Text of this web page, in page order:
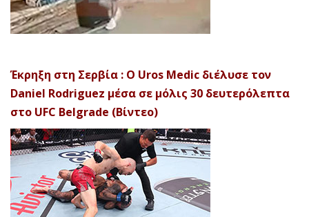
Έκρηξη στη Σερβία : Ο Uros Medic διέλυσε τον
Daniel Rodriguez μέσα σε μόλις 30 δευτερόλεπτα
στο UFC Belgrade (Βίντεο)